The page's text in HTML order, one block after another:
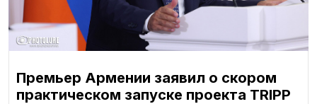
Премьер Армении заявил о скором
практическом запуске проекта TRIPP